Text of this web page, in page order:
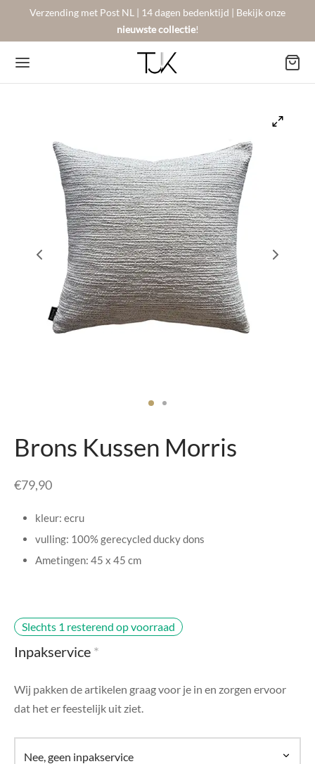
Verzending met Post NL | 14 dagen bedenktijd | Bekijk onze
nieuwste collectie!
Brons Kussen Morris
€79,90
kleur: ecru
vulling: 100% gerecycled ducky dons
Ametingen: 45 x 45 cm
Slechts 1 resterend op voorraad
Inpakservice *
Wij pakken de artikelen graag voor je in en zorgen ervoor
dat het er feestelijk uit ziet.
Favorites
New!
Chique
BERGER
vragen
Voorwaarden